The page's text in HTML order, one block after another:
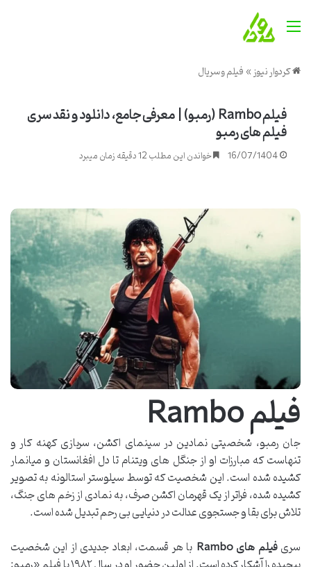
منو
کردوار نیوز»فیلم و سریال
فیلم Rambo (رمبو) | معرفی جامع، دانلود و نقد سری
فیلم های رمبو
16/07/1404 خواندن این مطلب 12 دقیقه زمان میبرد
فیلم Rambo
جان رمبو، شخصیتی نمادین در سینمای اکشن، سربازی کهنه کار و
تنهاست که مبارزات او از جنگل های ویتنام تا دل افغانستان و میانمار
کشیده شده است. این شخصیت که توسط سیلوستر استالونه به تصویر
کشیده شده، فراتر از یک قهرمان اکشن صرف، به نمادی از زخم های جنگ،
تلاش برای بقا و جستجوی عدالت در دنیایی بی رحم تبدیل شده است.
سریفیلم های Rambo با هر قسمت، ابعاد جدیدی از این شخصیت